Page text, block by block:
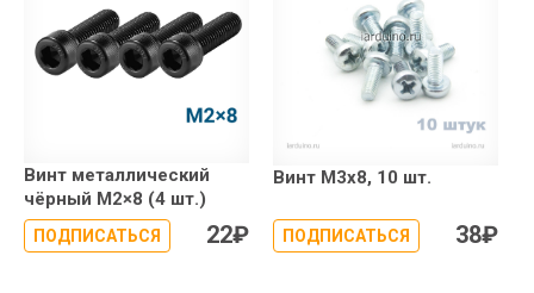
Винт металлический
чёрный М2×8 (4 шт.)
ПОДПИСАТЬСЯ 22₽
Винт М3х8, 10 шт.
ПОДПИСАТЬСЯ 38₽